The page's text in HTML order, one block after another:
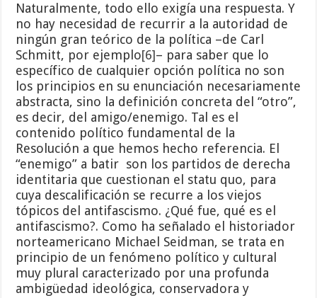
Naturalmente, todo ello exigía una respuesta. Y
no hay necesidad de recurrir a la autoridad de
ningún gran teórico de la política –de Carl
Schmitt, por ejemplo[6]– para saber que lo
específico de cualquier opción política no son
los principios en su enunciación necesariamente
abstracta, sino la definición concreta del “otro”,
es decir, del amigo/enemigo. Tal es el
contenido político fundamental de la
Resolución a que hemos hecho referencia. El
“enemigo” a batir son los partidos de derecha
identitaria que cuestionan el statu quo, para
cuya descalificación se recurre a los viejos
tópicos del antifascismo. ¿Qué fue, qué es el
antifascismo?. Como ha señalado el historiador
norteamericano Michael Seidman, se trata en
principio de un fenómeno político y cultural
muy plural caracterizado por una profunda
ambigüedad ideológica, conservadora y